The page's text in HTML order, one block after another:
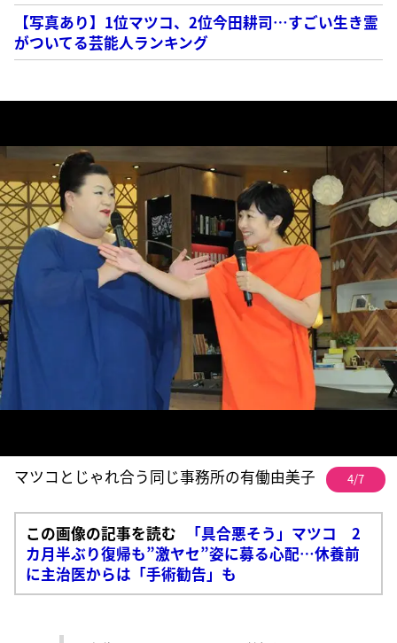
【写真あり】1位マツコ、2位今田耕司…すごい生き霊
がついてる芸能人ランキング
マツコとじゃれ合う同じ事務所の有働由美子 4/7
この画像の記事を読む
「具合悪そう」マツコ 2
カ月半ぶり復帰も”激ヤセ”姿に募る心配…休養前
に主治医からは「手術勧告」も